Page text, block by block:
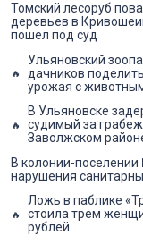
Томский лесоруб
деревьев в
пошел под суд
Ульяновский
дачников
урожая с
В Ульяновске
судимый за
Заволжском
В колонии-
нарушения
Ложь в паблике
стоила трем
рублей